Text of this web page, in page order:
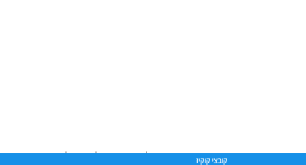
אוניברסיטת תל אביב עושה כל מאמץ לכבד זכויות
קובצי קוקיז